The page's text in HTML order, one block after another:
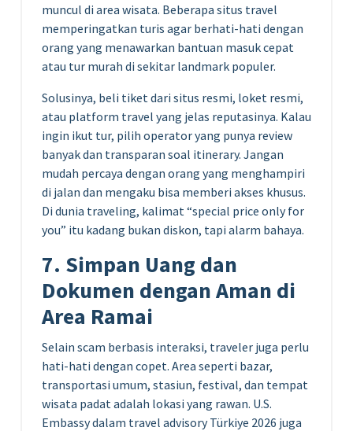
muncul di area wisata. Beberapa situs travel
memperingatkan turis agar berhati-hati dengan
orang yang menawarkan bantuan masuk cepat
atau tur murah di sekitar landmark populer.
Solusinya, beli tiket dari situs resmi, loket resmi,
atau platform travel yang jelas reputasinya. Kalau
ingin ikut tur, pilih operator yang punya review
banyak dan transparan soal itinerary. Jangan
mudah percaya dengan orang yang menghampiri
di jalan dan mengaku bisa memberi akses khusus.
Di dunia traveling, kalimat “special price only for
you” itu kadang bukan diskon, tapi alarm bahaya.
7. Simpan Uang dan
Dokumen dengan Aman di
Area Ramai
Selain scam berbasis interaksi, traveler juga perlu
hati-hati dengan copet. Area seperti bazar,
transportasi umum, stasiun, festival, dan tempat
wisata padat adalah lokasi yang rawan. U.S.
Embassy dalam travel advisory Türkiye 2026 juga